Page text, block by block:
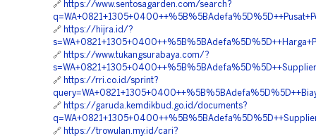
🔗 https://www.sentosagarden.com/search?
🔗 https://hijra.id/?
🔗 https://www.tukangsurabaya.com/?
🔗 https://rri.co.id/sprint?
🔗 https://garuda.kemdikbud.go.id/documents?
🔗 https://trowulan.my.id/cari?